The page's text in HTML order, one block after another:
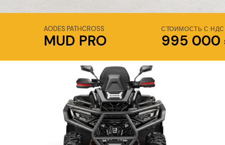
AODES PATHCROSS
MUD PRO
СТОИМОСТЬ С НДС
995 000